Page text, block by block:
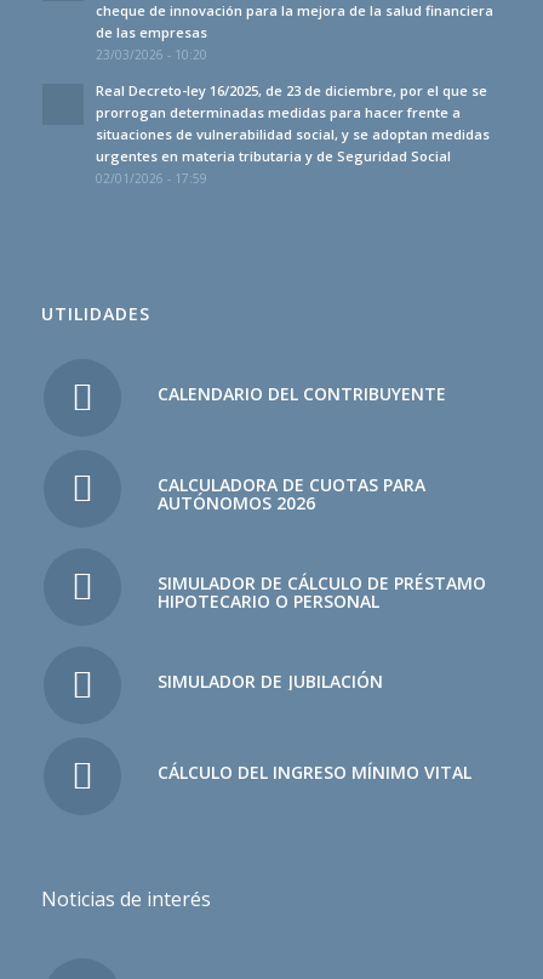
cheque de innovación para la mejora de la salud financiera
de las empresas
23/03/2026 - 10:20
Real Decreto-ley 16/2025, de 23 de diciembre, por el que se
prorrogan determinadas medidas para hacer frente a
situaciones de vulnerabilidad social, y se adoptan medidas
urgentes en materia tributaria y de Seguridad Social
02/01/2026 - 17:59
UTILIDADES
CALENDARIO DEL CONTRIBUYENTE
CALCULADORA DE CUOTAS PARA
AUTÓNOMOS 2026
SIMULADOR DE CÁLCULO DE PRÉSTAMO
HIPOTECARIO O PERSONAL
SIMULADOR DE JUBILACIÓN
CÁLCULO DEL INGRESO MÍNIMO VITAL
Noticias de interés